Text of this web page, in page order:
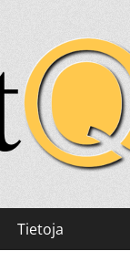
jo
Tietoja